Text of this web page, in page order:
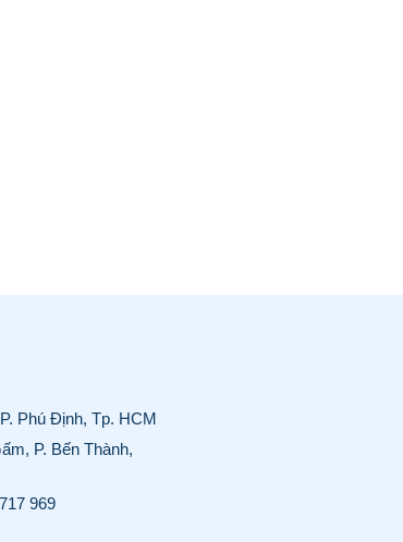
Phú Định, Tp. HCM
P. Bến Thành,
969